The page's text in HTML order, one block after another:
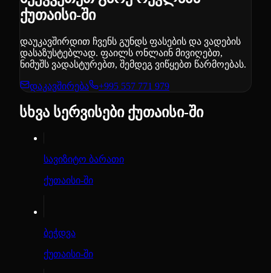
ქუთაისი-ში
დაუკავშირდით ჩვენს გუნდს ფასების და ვადების
დასაზუსტებლად. ფაილს ონლაინ მივიღებთ,
ნიმუშს ვადასტურებთ, შემდეგ ვიწყებთ წარმოებას.
დაკავშირება +995 557 771 979
სხვა სერვისები ქუთაისი-ში
სავიზიტო ბარათი
ქუთაისი-ში
ბეჭდვა
ქუთაისი-ში